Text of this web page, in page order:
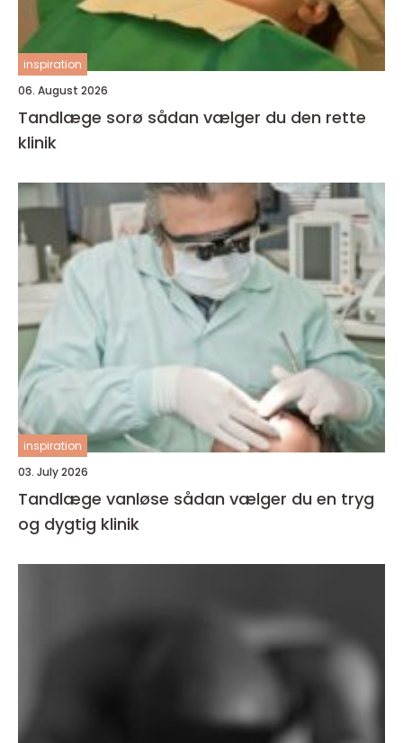
inspiration
06. August 2026
Tandlæge sorø sådan vælger du den rette
klinik
inspiration
03. July 2026
Tandlæge vanløse sådan vælger du en tryg
og dygtig klinik